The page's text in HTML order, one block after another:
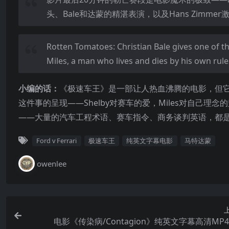
头、Bale和达蒙的精湛表演，以及Hans Zimmer
Rotten Tomatoes: Christian Bale gives one of
Miles, a man who lives and dies by his own
小编的话：
《极速车王》是一部让人热血沸腾的电影，
这件事的呈现——Shelby对赛车的爱，Miles对自己理念
——大量的汽车工程术语、赛车指令、商务谈判英语，都
Ford v Ferrari 极速车王 纯英文字幕电影 马特达蒙
owenlee
电影《传染病/Contagion》纯英文字幕高清